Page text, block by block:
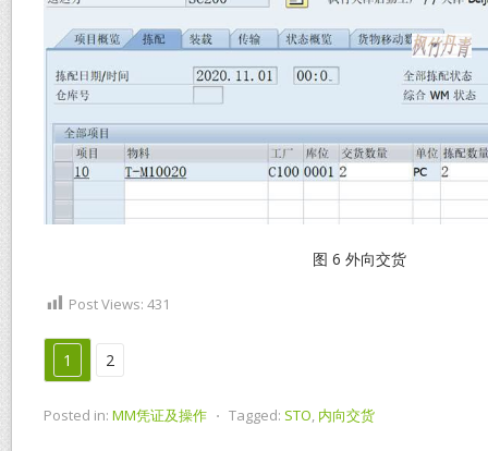
图 6 外向交货
Post Views: 431
1 2
Posted in: MM凭证及操作 ⋅ Tagged: STO, 内向交货